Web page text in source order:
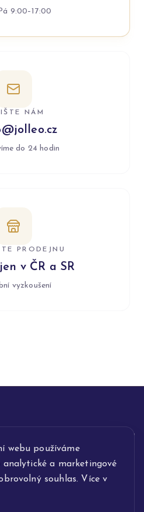
webu používáme
analytické a marketingové
souhlas. Více v
9:00–17:00
NÁM
do 24 hodin
PRODEJNU
v ČR a SR
vyzkoušení